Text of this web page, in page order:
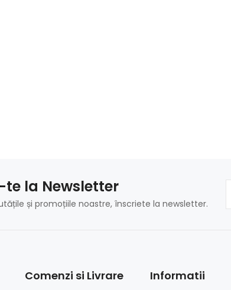
la Newsletter
și promoțiile noastre, înscriete la newsletter.
Comenzi si Livrare Informatii